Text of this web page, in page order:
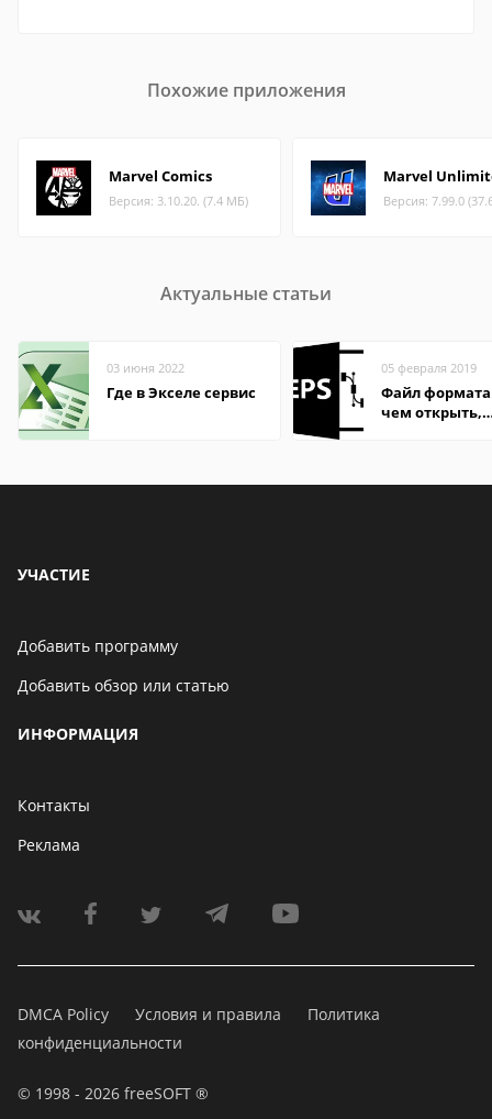
Похожие приложения
Marvel Comics
Версия: 3.10.20. (7.4 МБ)
Marvel
Версия: 7.99.0
Актуальные статьи
03 июня 2022
Где в Экселе сервис
05 февраля 2019
Файл формата
чем открыть,
УЧАСТИЕ
Добавить программу
Добавить обзор или статью
ИНФОРМАЦИЯ
Контакты
Реклама
DMCA Policy Условия и правила
Политика
конфиденциальности
© 1998 - 2026 freeSOFT ®